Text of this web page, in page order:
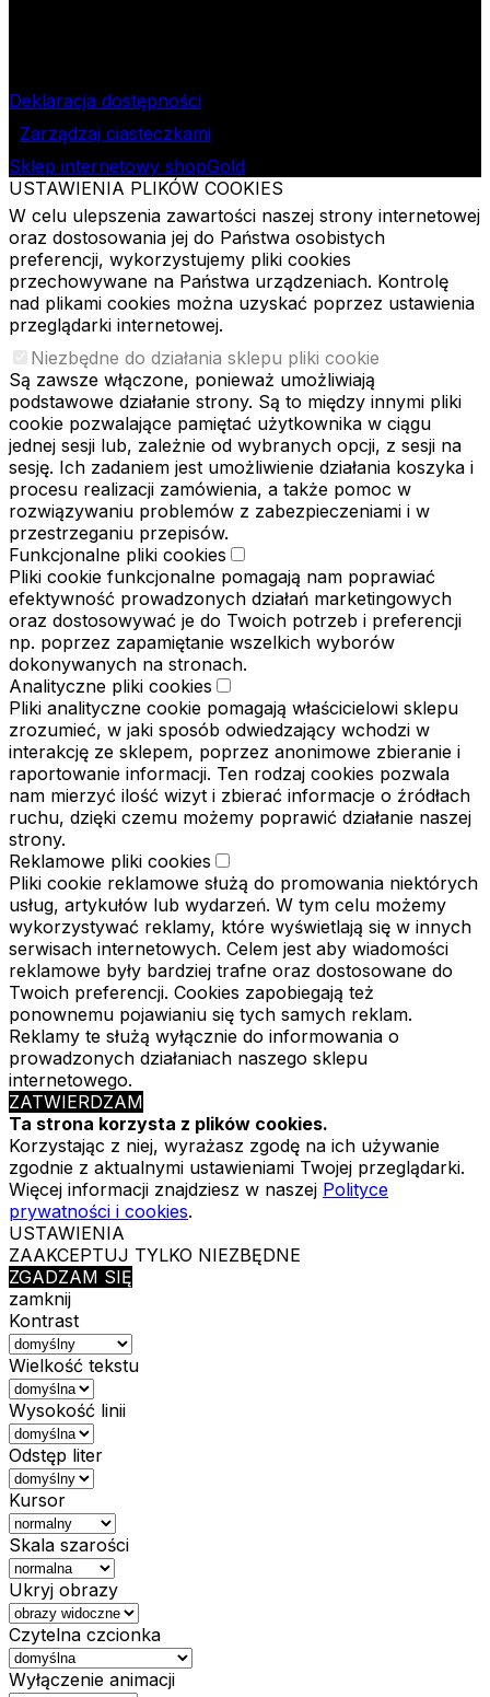
Deklaracja dostępności
Zarządzaj ciasteczkami
Sklep internetowy shopGold
USTAWIENIA PLIKÓW COOKIES
W celu ulepszenia zawartości naszej strony internetowej
oraz dostosowania jej do Państwa osobistych
preferencji, wykorzystujemy pliki cookies
przechowywane na Państwa urządzeniach. Kontrolę
nad plikami cookies można uzyskać poprzez ustawienia
przeglądarki internetowej.
Niezbędne do działania sklepu pliki cookie
Są zawsze włączone, ponieważ umożliwiają
podstawowe działanie strony. Są to między innymi pliki
cookie pozwalające pamiętać użytkownika w ciągu
jednej sesji lub, zależnie od wybranych opcji, z sesji na
sesję. Ich zadaniem jest umożliwienie działania koszyka i
procesu realizacji zamówienia, a także pomoc w
rozwiązywaniu problemów z zabezpieczeniami i w
przestrzeganiu przepisów.
Funkcjonalne pliki cookies
Pliki cookie funkcjonalne pomagają nam poprawiać
efektywność prowadzonych działań marketingowych
oraz dostosowywać je do Twoich potrzeb i preferencji
np. poprzez zapamiętanie wszelkich wyborów
dokonywanych na stronach.
Analityczne pliki cookies
Pliki analityczne cookie pomagają właścicielowi sklepu
zrozumieć, w jaki sposób odwiedzający wchodzi w
interakcję ze sklepem, poprzez anonimowe zbieranie i
raportowanie informacji. Ten rodzaj cookies pozwala
nam mierzyć ilość wizyt i zbierać informacje o źródłach
ruchu, dzięki czemu możemy poprawić działanie naszej
strony.
Reklamowe pliki cookies
Pliki cookie reklamowe służą do promowania niektórych
usług, artykułów lub wydarzeń. W tym celu możemy
wykorzystywać reklamy, które wyświetlają się w innych
serwisach internetowych. Celem jest aby wiadomości
reklamowe były bardziej trafne oraz dostosowane do
Twoich preferencji. Cookies zapobiegają też
ponownemu pojawianiu się tych samych reklam.
Reklamy te służą wyłącznie do informowania o
prowadzonych działaniach naszego sklepu
internetowego.
ZATWIERDZAM
Ta strona korzysta z plików cookies.
Korzystając z niej, wyrażasz zgodę na ich używanie
zgodnie z aktualnymi ustawieniami Twojej przeglądarki.
Więcej informacji znajdziesz w naszej Polityce
prywatności i cookies.
USTAWIENIA
ZAAKCEPTUJ TYLKO NIEZBĘDNE
ZGADZAM SIĘ
zamknij
Kontrast
Wielkość tekstu
Wysokość linii
Odstęp liter
Kursor
Skala szarości
Ukryj obrazy
Czytelna czcionka
Wyłączenie animacji